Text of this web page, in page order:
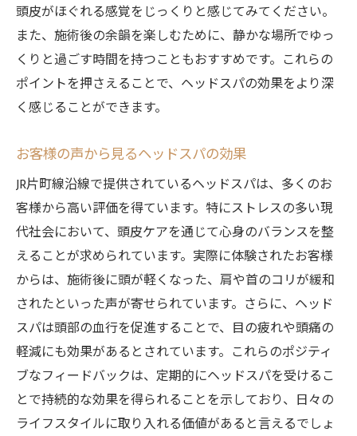
頭皮がほぐれる感覚をじっくりと感じてみてください。
また、施術後の余韻を楽しむために、静かな場所でゆっ
くりと過ごす時間を持つこともおすすめです。これらの
ポイントを押さえることで、ヘッドスパの効果をより深
く感じることができます。
お客様の声から見るヘッドスパの効果
JR片町線沿線で提供されているヘッドスパは、多くのお
客様から高い評価を得ています。特にストレスの多い現
代社会において、頭皮ケアを通じて心身のバランスを整
えることが求められています。実際に体験されたお客様
からは、施術後に頭が軽くなった、肩や首のコリが緩和
されたといった声が寄せられています。さらに、ヘッド
スパは頭部の血行を促進することで、目の疲れや頭痛の
軽減にも効果があるとされています。これらのポジティ
ブなフィードバックは、定期的にヘッドスパを受けるこ
とで持続的な効果を得られることを示しており、日々の
ライフスタイルに取り入れる価値があると言えるでしょ